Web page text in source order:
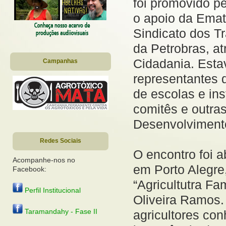
Campanhas
Redes Sociais
Acompanhe-nos no
Facebook:
Perfil Institucional
Taramandahy - Fase II
foi promovido
o apoio da
Sindicato dos
da Petrobras,
Cidadania.
representantes
de escolas e
comitês e
O encontro foi
em Porto
“Agricultutra
Oliveira
agricultores